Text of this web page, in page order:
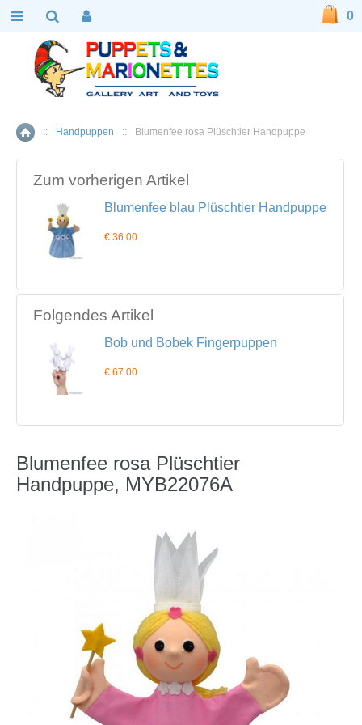
Home
:: Handpuppen :: Blumenfee rosa Plüschtier Handpuppe
Zum vorherigen Artikel
Blumenfee blau Plüschtier Handpuppe
€ 36.00
Folgendes Artikel
Bob und Bobek Fingerpuppen
€ 67.00
Blumenfee rosa Plüschtier
Handpuppe, MYB22076A
0